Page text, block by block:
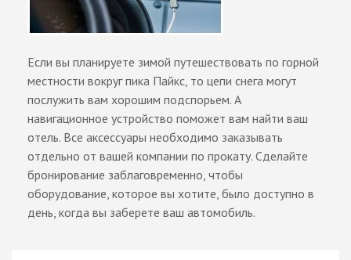
Если вы планируете зимой путешествовать по горной
местности вокруг пика Пайкс, то цепи снега могут
послужить вам хорошим подспорьем. А
навигационное устройство поможет вам найти ваш
отель. Все аксессуары необходимо заказывать
отдельно от вашей компании по прокату. Сделайте
бронирование заблаговременно, чтобы
оборудование, которое вы хотите, было доступно в
день, когда вы заберете ваш автомобиль.